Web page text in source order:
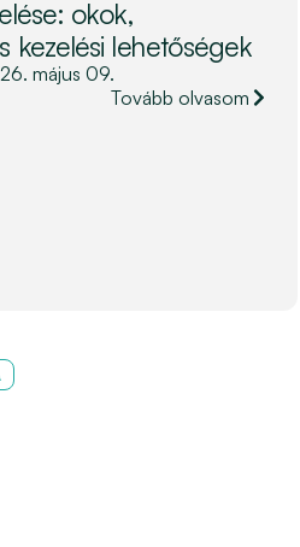
okok,
kezelési lehetőségek
május 09.
Tovább olvasom